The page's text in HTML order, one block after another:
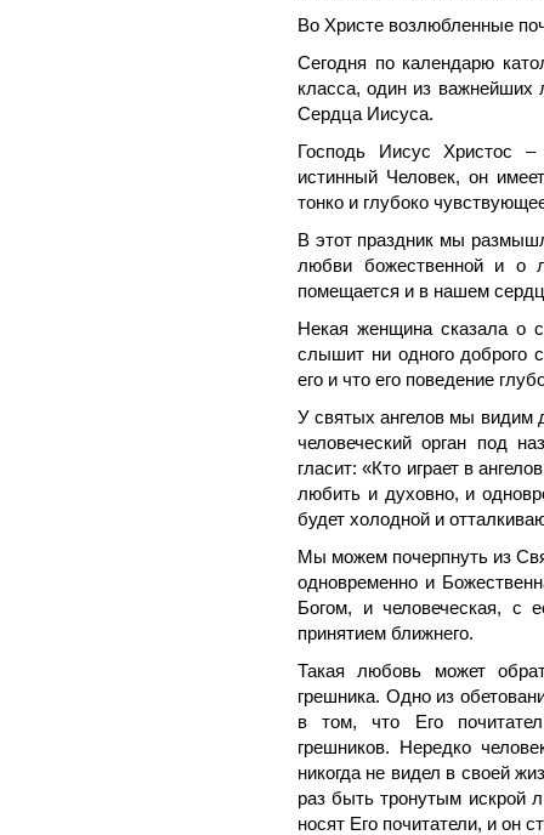
Во Христе возлюбленные
Сегодня по календарю
класса, один из важнейших
Сердца Иисуса.
Господь Иисус Христос
истинный Человек, он
тонко и глубоко
В этот праздник мы
любви божественной и о
помещается и в нашем
Некая женщина сказала о
слышит ни одного доброго
его и что его поведение
У святых ангелов мы
человеческий орган под
гласит: «Кто играет в
любить и духовно, и
будет холодной и
Мы можем почерпнуть из
одновременно и
Богом, и человеческая, с
принятием ближнего.
Такая любовь может
грешника. Одно из
в том, что Его
грешников. Нередко
никогда не видел в своей
раз быть тронутым искрой
носят Его почитатели, и он